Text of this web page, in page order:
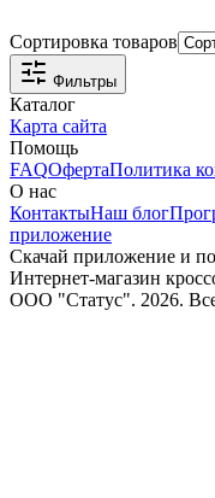
Сортировка товаров
Фильтры
Каталог
Карта сайта
Помощь
FAQОфертаПолитика
О нас
КонтактыНаш блог
приложение
Скачай приложение и
Интернет-магазин
ООО "Статус". 2026.